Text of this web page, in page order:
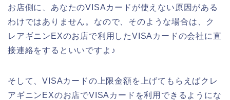
お店側に、あなたのVISAカードが使えない原因がある
わけではありません。なので、そのような場合は、ク
レアギニンEXのお店で利用したVISAカードの会社に直
接連絡をするといいですよ♪
そして、VISAカードの上限金額を上げてもらえばクレ
アギニンEXのお店でVISAカードを利用できるようにな